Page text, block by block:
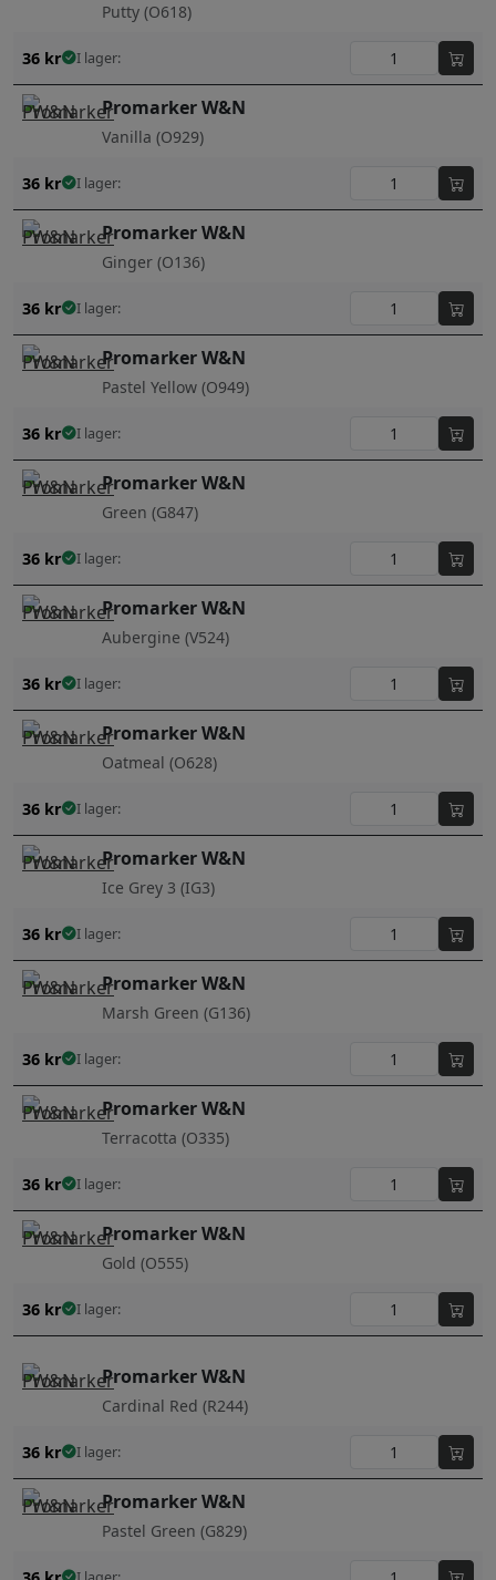
Putty (O618)
36 kr I lager:
Promarker W&N
Vanilla (O929)
36 kr I lager:
Promarker W&N
Ginger (O136)
36 kr I lager:
Promarker W&N
Pastel Yellow (O949)
36 kr I lager:
Promarker W&N
Green (G847)
36 kr I lager:
Promarker W&N
Aubergine (V524)
36 kr I lager:
Promarker W&N
Oatmeal (O628)
36 kr I lager:
Promarker W&N
Ice Grey 3 (IG3)
36 kr I lager:
Promarker W&N
Marsh Green (G136)
36 kr I lager:
Promarker W&N
Terracotta (O335)
36 kr I lager:
Promarker W&N
Gold (O555)
36 kr I lager:
Promarker W&N
Cardinal Red (R244)
36 kr I lager:
Promarker W&N
Pastel Green (G829)